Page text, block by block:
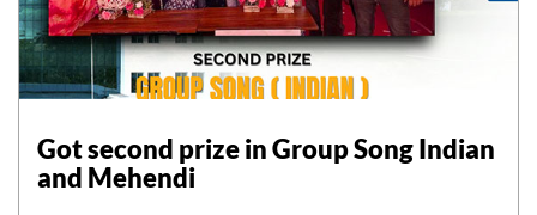
Got second prize in Group Song Indian
and Mehendi